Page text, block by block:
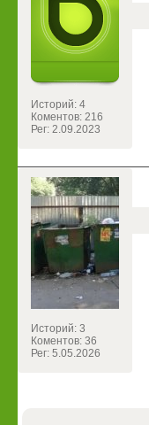
Историй: 4
Коментов: 216
Рег: 2.09.2023
Историй: 3
Коментов: 36
Рег: 5.05.2026